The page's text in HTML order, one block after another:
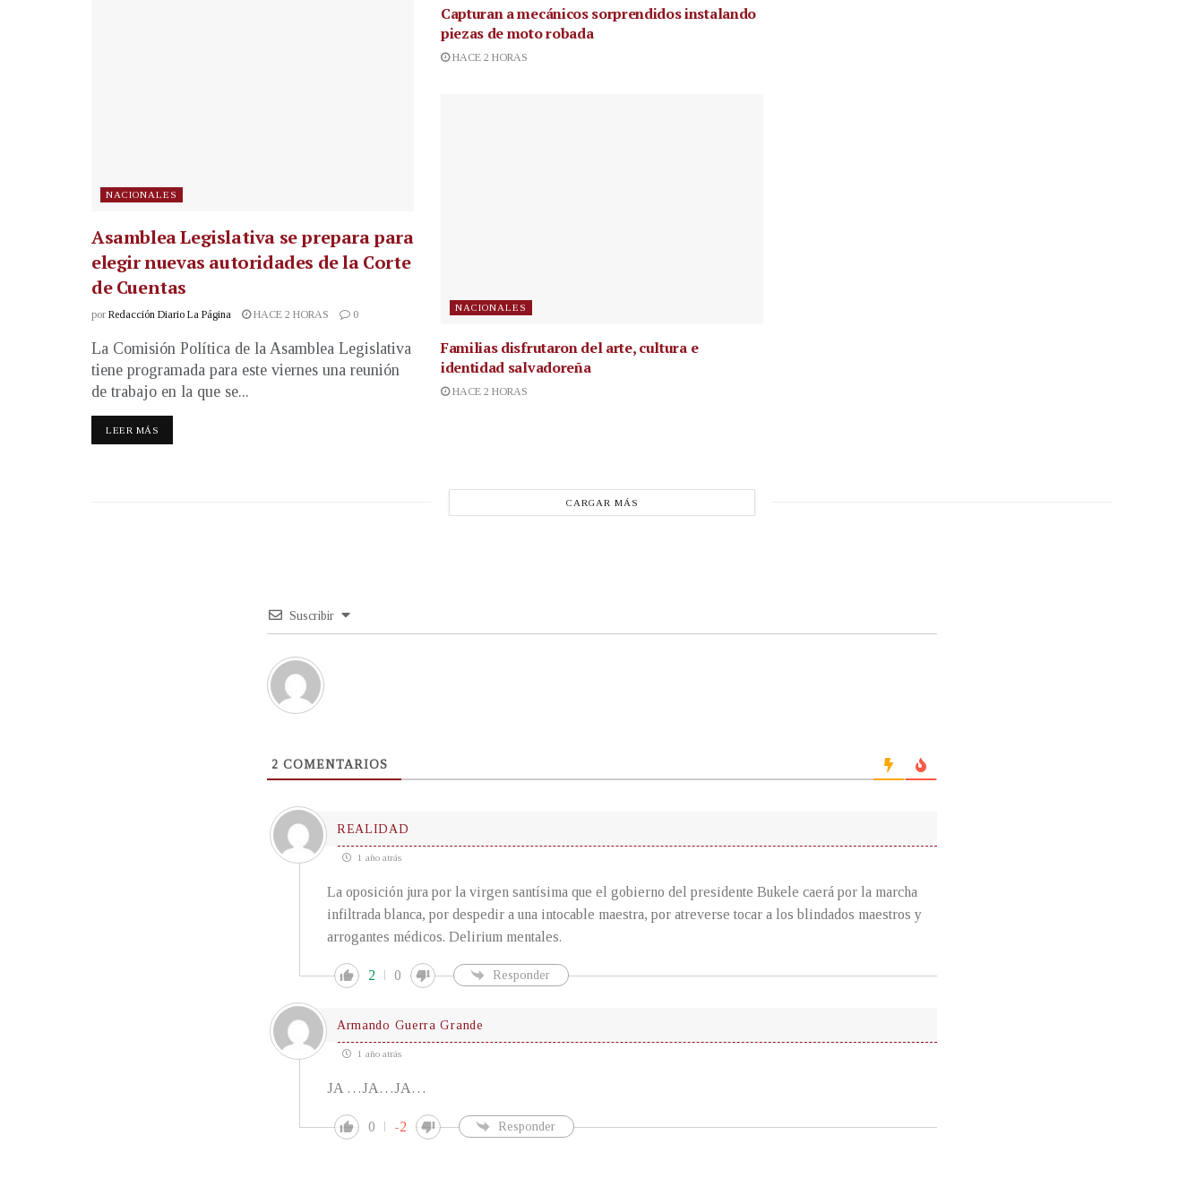
NACIONALES
Asamblea Legislativa se prepara para
elegir nuevas autoridades de la Corte
de Cuentas
por Redacción Diario La Página HACE 2 HORAS 0
La Comisión Política de la Asamblea Legislativa
tiene programada para este viernes una reunión
de trabajo en la que se...
LEER MÁS
Capturan a mecánicos sorprendidos instalando
piezas de moto robada
HACE 2 HORAS
NACIONALES
Familias disfrutaron del arte, cultura e
identidad salvadoreña
HACE 2 HORAS
CARGAR MÁS
Suscribir
2 COMENTARIOS
REALIDAD
1 año atrás
La oposición jura por la virgen santísima que el gobierno del presidente Bukele caerá por la marcha
infiltrada blanca, por despedir a una intocable maestra, por atreverse tocar a los blindados maestros y
arrogantes médicos. Delirium mentales.
2 0 Responder
Armando Guerra Grande
1 año atrás
JA …JA…JA…
0 -2 Responder